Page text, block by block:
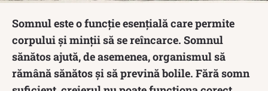
Somnul este o funcție esențială care permite
corpului și minții să se reîncarce. Somnul
sănătos ajută, de asemenea, organismul să
rămână sănătos și să prevină bolile. Fără somn